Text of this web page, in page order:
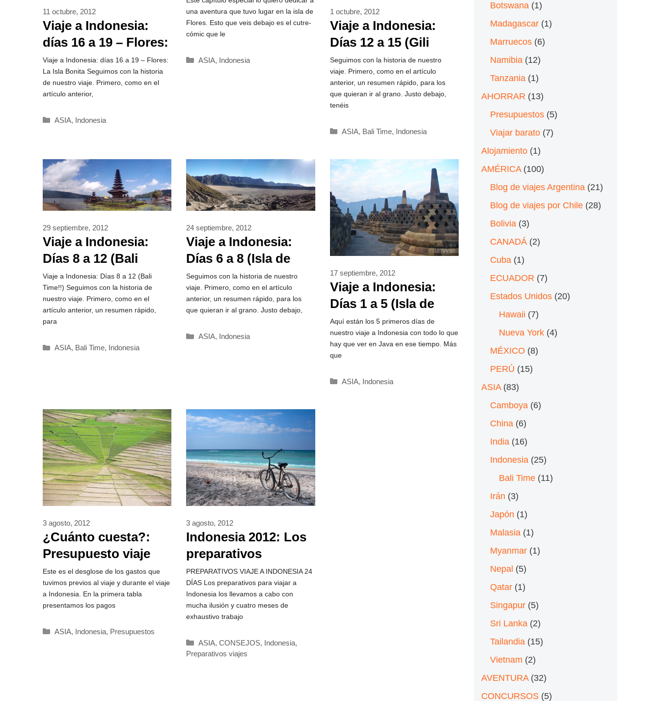
Viaje a Indonesia:
días 16 a 19 – Flores:
La Isla Bonita
11 octubre, 2012
Viaje a Indonesia: días 16 a 19 – Flores:
La Isla Bonita Seguimos con la historia
de nuestro viaje. Primero, como en el
artículo anterior,
Categorías
ASIA, Indonesia
conductor
una aventura que tuvo lugar en la isla de
Flores. Esto que veis debajo es el cutre-
cómic que le
Categorías
ASIA, Indonesia
Viaje a Indonesia:
Días 12 a 15 (Gili
Paradise!!)
1 octubre, 2012
Seguimos con la historia de nuestro
viaje. Primero, como en el artículo
anterior, un resumen rápido, para los
que quieran ir al grano. Justo debajo,
tenéis
Categorías
ASIA, Bali Time, Indonesia
Viaje a Indonesia:
Días 8 a 12 (Bali
Time!!)
29 septiembre, 2012
Viaje a Indonesia: Días 8 a 12 (Bali
Time!!) Seguimos con la historia de
nuestro viaje. Primero, como en el
artículo anterior, un resumen rápido,
para
Categorías
ASIA, Bali Time, Indonesia
Viaje a Indonesia:
Días 6 a 8 (Isla de
Java: Volcanes
Bromo y Kawa Ijen)
24 septiembre, 2012
Seguimos con la historia de nuestro
viaje. Primero, como en el artículo
anterior, un resumen rápido, para los
que quieran ir al grano. Justo debajo,
Categorías
ASIA, Indonesia
Viaje a Indonesia:
Días 1 a 5 (Isla de
Java: Selamat Pagi,
Yogyakarta)
17 septiembre, 2012
Aquí están los 5 primeros días de
nuestro viaje a Indonesia con todo lo que
hay que ver en Java en ese tiempo. Más
que
Categorías
ASIA, Indonesia
¿Cuánto cuesta?:
Presupuesto viaje
Indonesia
3 agosto, 2012
Este es el desglose de los gastos que
tuvimos previos al viaje y durante el viaje
a Indonesia. En la primera tabla
presentamos los pagos
Categorías
ASIA, Indonesia, Presupuestos
Indonesia 2012: Los
preparativos
3 agosto, 2012
PREPARATIVOS VIAJE A INDONESIA 24
DÍAS Los preparativos para viajar a
Indonesia los llevamos a cabo con
mucha ilusión y cuatro meses de
exhaustivo trabajo
Categorías
ASIA, CONSEJOS, Indonesia,
Preparativos viajes
Botswana (1)
Madagascar(1)
Marruecos(6)
Namibia (12)
Tanzania (1)
AHORRAR (13)
Presupuestos(5)
Viajar barato(7)
Alojamiento(1)
AMÉRICA(100)
Blog de viajes Argentina (21)
Blog de viajes por Chile(28)
Bolivia (3)
CANADÁ(2)
Cuba (1)
ECUADOR (7)
Estados Unidos(20)
Hawaii (7)
Nueva York(4)
MÉXICO (8)
PERÚ (15)
ASIA(83)
Camboya (6)
China (6)
India (16)
Indonesia (25)
Bali Time(11)
Irán (3)
Japón (1)
Malasia (1)
Myanmar(1)
Nepal (5)
Qatar(1)
Singapur(5)
Sri Lanka (2)
Tailandia (15)
Vietnam (2)
AVENTURA(32)
CONCURSOS(5)